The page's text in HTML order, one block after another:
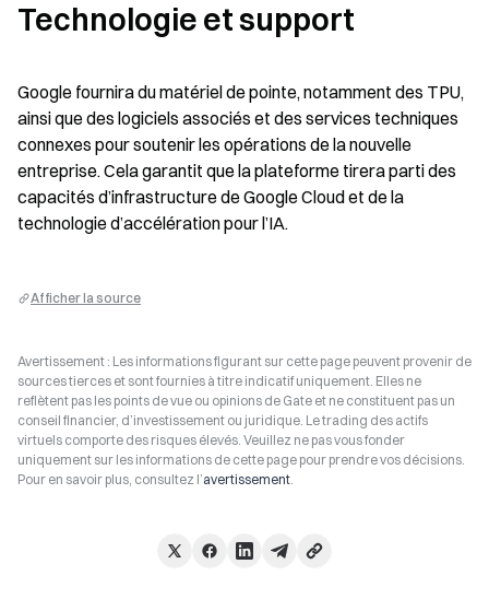
Technologie et support
Google fournira du matériel de pointe, notamment des TPU,
ainsi que des logiciels associés et des services techniques
connexes pour soutenir les opérations de la nouvelle
entreprise. Cela garantit que la plateforme tirera parti des
capacités d’infrastructure de Google Cloud et de la
technologie d’accélération pour l’IA.
Afficher la source
Avertissement : Les informations figurant sur cette page peuvent provenir de
sources tierces et sont fournies à titre indicatif uniquement. Elles ne
reflètent pas les points de vue ou opinions de Gate et ne constituent pas un
conseil financier, d’investissement ou juridique. Le trading des actifs
virtuels comporte des risques élevés. Veuillez ne pas vous fonder
uniquement sur les informations de cette page pour prendre vos décisions.
Pour en savoir plus, consultez l’avertissement.